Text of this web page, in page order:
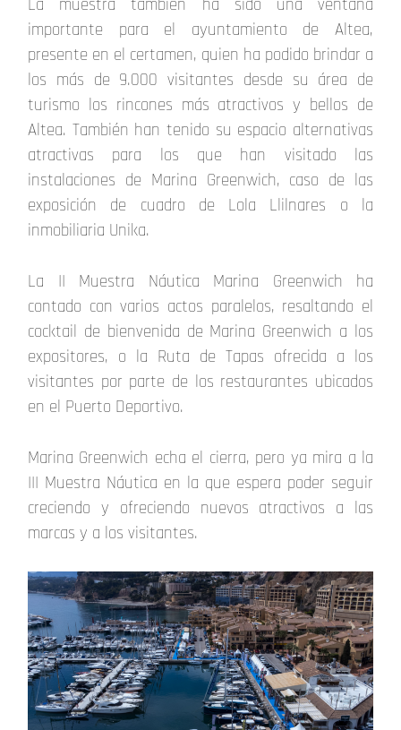
La muestra también ha sido una ventana
importante para el ayuntamiento de Altea,
presente en el certamen, quien ha podido brindar a
los más de 9.000 visitantes desde su área de
turismo los rincones más atractivos y bellos de
Altea. También han tenido su espacio alternativas
atractivas para los que han visitado las
instalaciones de Marina Greenwich, caso de las
exposición de cuadro de Lola Llilnares o la
inmobiliaria Unika.
La II Muestra Náutica Marina Greenwich ha
contado con varios actos paralelos, resaltando el
cocktail de bienvenida de Marina Greenwich a los
expositores, o la Ruta de Tapas ofrecida a los
visitantes por parte de los restaurantes ubicados
en el Puerto Deportivo.
Marina Greenwich echa el cierra, pero ya mira a la
III Muestra Náutica en la que espera poder seguir
creciendo y ofreciendo nuevos atractivos a las
marcas y a los visitantes.